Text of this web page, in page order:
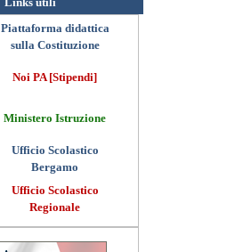
Piattaforma didattica
sulla Costituzione
Noi PA [Stipendi]
Ministero Istruzione
Ufficio Scolastico
Bergamo
Ufficio Scolastico
Regionale